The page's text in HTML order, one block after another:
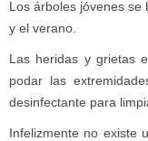
Los árboles jóvenes
y el verano.
Las heridas y grietas
podar las
desinfectante para
Infelizmente no existe